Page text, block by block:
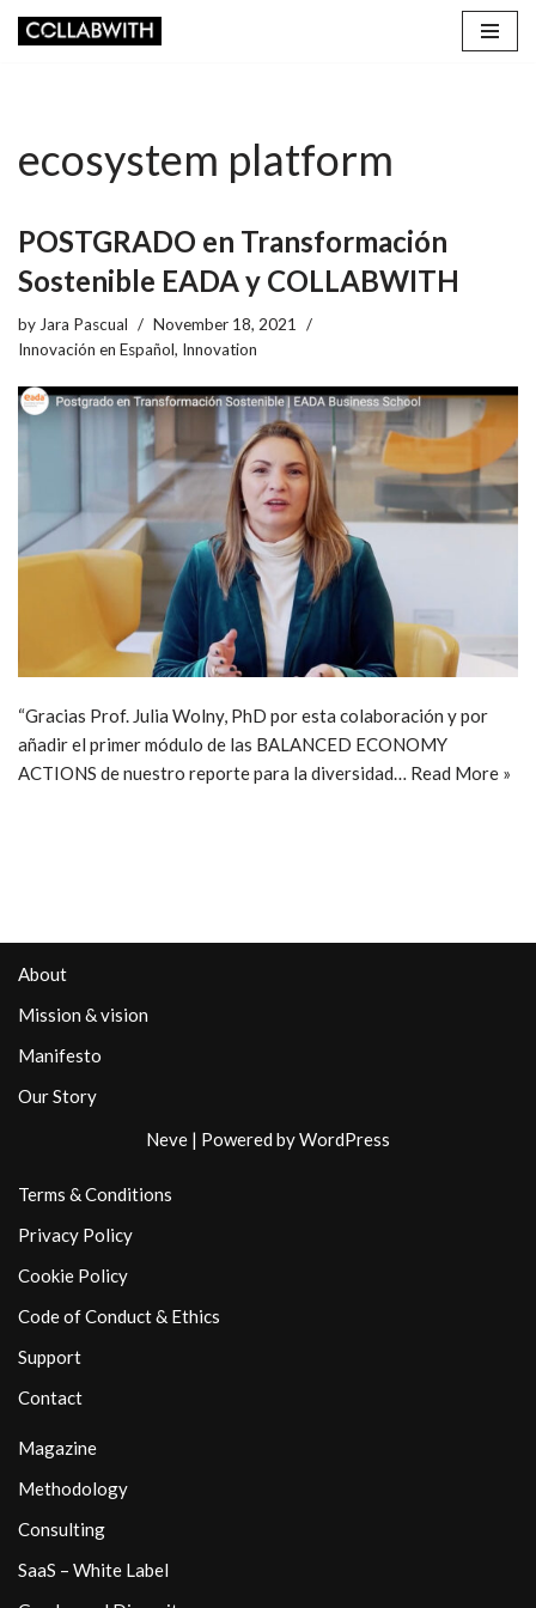
ecosystem platform
POSTGRADO en Transformación
Sostenible EADA y COLLABWITH
by Jara Pascual
November 18, 2021
Innovación en Español, Innovation
“Gracias Prof. Julia Wolny, PhD por esta colaboración y por
añadir el primer módulo de las BALANCED ECONOMY
ACTIONS de nuestro reporte para la diversidad… Read More »
About
Mission & vision
Manifesto
Our Story
Neve | Powered byWordPress
Terms & Conditions
Privacy Policy
Cookie Policy
Code of Conduct & Ethics
Support
Contact
Magazine
Methodology
Consulting
SaaS – White Label